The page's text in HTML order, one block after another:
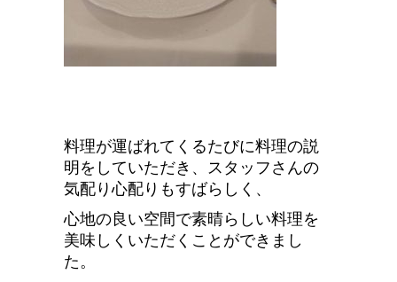
料理が運ばれてくるたびに料理の説
明をしていただき、スタッフさんの
気配り心配りもすばらしく、
心地の良い空間で素晴らしい料理を
美味しくいただくことができまし
た。